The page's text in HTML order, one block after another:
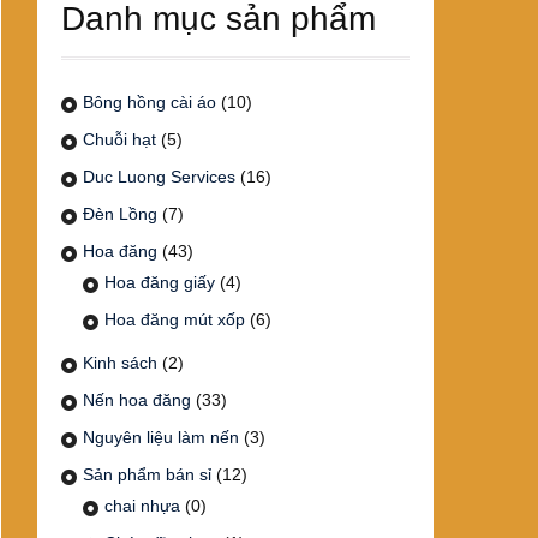
Danh mục sản phẩm
Bông hồng cài áo (10)
Chuỗi hạt (5)
Duc Luong Services (16)
Đèn Lồng (7)
Hoa đăng (43)
Hoa đăng giấy (4)
Hoa đăng mút xốp (6)
Kinh sách (2)
Nến hoa đăng (33)
Nguyên liệu làm nến (3)
Sản phẩm bán sỉ (12)
chai nhựa (0)